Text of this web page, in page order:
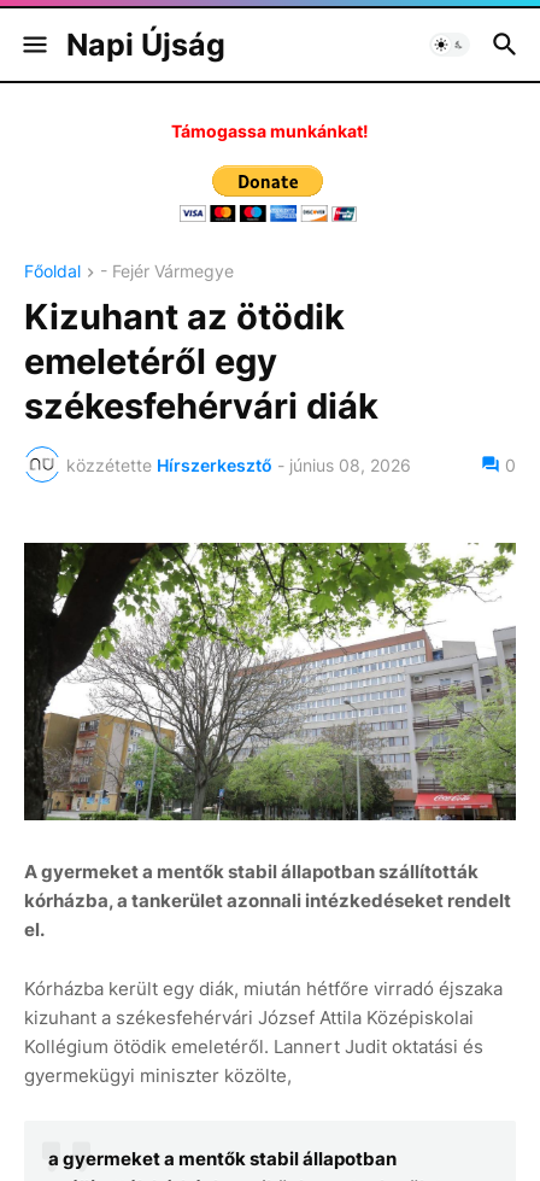
Napi Újság
Támogassa munkánkat!
Főoldal - Fejér Vármegye
Kizuhant az ötödik
emeletéről egy
székesfehérvári diák
közzétette Hírszerkesztő - június 08, 2026 0
A gyermeket a mentők stabil állapotban szállították
kórházba, a tankerület azonnali intézkedéseket rendelt
el.
Kórházba került egy diák, miután hétfőre virradó éjszaka
kizuhant a székesfehérvári József Attila Középiskolai
Kollégium ötödik emeletéről. Lannert Judit oktatási és
gyermekügyi miniszter közölte,
a gyermeket a mentők stabil állapotban